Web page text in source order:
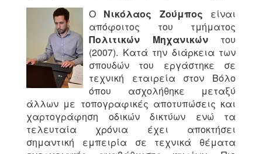
Ο Νικόλαος Ζούμπος είναι
απόφοιτος του τμήματος
Πολιτικών Μηχανικώντου
(2007). Κατά την διάρκεια των
σπουδών του εργάστηκε σε
τεχνική εταιρεία στον Βόλο
όπου ασχολήθηκε μεταξύ
άλλων με τοπογραφικές αποτυπώσεις και
χαρτογράφηση οδικών δικτύων ενώ τα
τελευταία χρόνια έχει αποκτήσει
σημαντική εμπειρία σε τεχνικά θέματα